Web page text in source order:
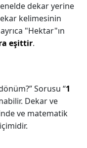
dekar yerine
kelimesinin
"Hektar"ın
eşittir.
Sorusu “1
Dekar ve
ve matematik